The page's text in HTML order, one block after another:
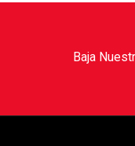
Baja